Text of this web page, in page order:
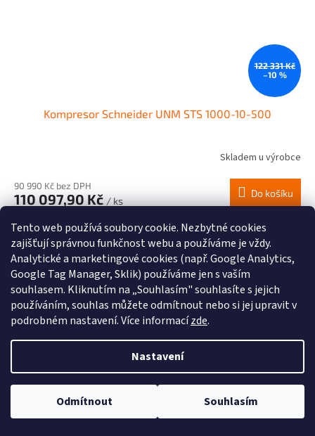
Tento web používá soubory cookie. Nezbytné cookies
zajišťují správnou funkčnost webu a používáme je vždy.
Analytické a marketingové cookies (např. Google Analytics,
Google Tag Manager, Sklik) používáme jen s vaším
souhlasem. Kliknutím na „Souhlasím" souhlasíte s jejich
používáním, souhlas můžete odmítnout nebo si jej upravit v
podrobném nastavení. Více informacízde.
Nastavení
Odmítnout Souhlasím
122 331 Kč
–10 %
Kompresor Schneider UNM STS 1000-10-500
Skladem u výrobce
90 990 Kč bez DPH
110 097,90 Kč/ ks
Do košíku
Profesionální stacionární pístový kompresor s výkonem motoru 5,5
kW, výkonností 785 l/min a tlakovou nádobou o objemu 500 l.
Kód: 1121580506